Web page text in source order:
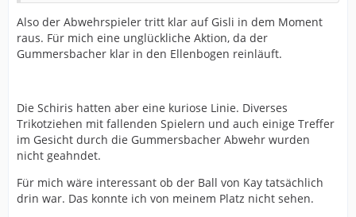
Also der Abwehrspieler tritt klar auf Gisli in dem Moment
raus. Für mich eine unglückliche Aktion, da der
Gummersbacher klar in den Ellenbogen reinläuft.
Die Schiris hatten aber eine kuriose Linie. Diverses
Trikotziehen mit fallenden Spielern und auch einige Treffer
im Gesicht durch die Gummersbacher Abwehr wurden
nicht geahndet.
Für mich wäre interessant ob der Ball von Kay tatsächlich
drin war. Das konnte ich von meinem Platz nicht sehen.